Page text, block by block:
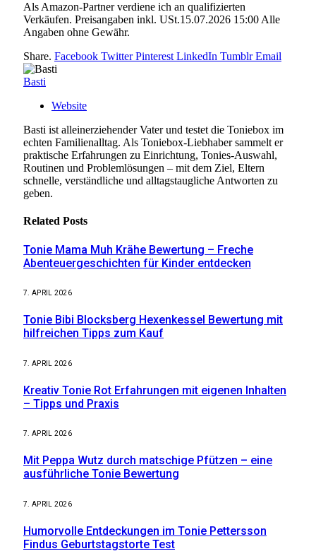
Als Amazon-Partner verdiene ich an qualifizierten
Verkäufen. Preisangaben inkl. USt.15.07.2026 15:00 Alle
Angaben ohne Gewähr.
Share. Facebook Twitter Pinterest LinkedIn Tumblr Email
Basti
Website
Basti ist alleinerziehender Vater und testet die Toniebox im
echten Familienalltag. Als Toniebox-Liebhaber sammelt er
praktische Erfahrungen zu Einrichtung, Tonies-Auswahl,
Routinen und Problemlösungen – mit dem Ziel, Eltern
schnelle, verständliche und alltagstaugliche Antworten zu
geben.
Related Posts
Tonie Mama Muh Krähe Bewertung – Freche
Abenteuergeschichten für Kinder entdecken
7. APRIL 2026
Tonie Bibi Blocksberg Hexenkessel Bewertung mit
hilfreichen Tipps zum Kauf
7. APRIL 2026
Kreativ Tonie Rot Erfahrungen mit eigenen Inhalten
– Tipps und Praxis
7. APRIL 2026
Mit Peppa Wutz durch matschige Pfützen – eine
ausführliche Tonie Bewertung
7. APRIL 2026
Humorvolle Entdeckungen im Tonie Pettersson
Findus Geburtstagstorte Test